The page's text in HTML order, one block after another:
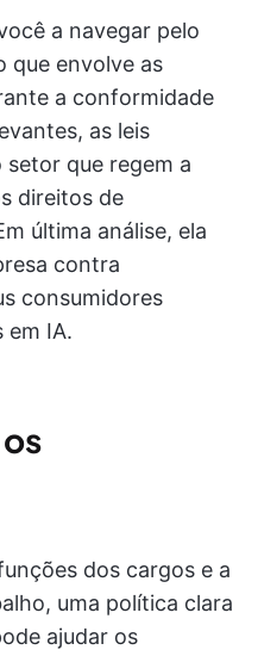
a navegar pelo
que envolve as
a conformidade
as leis
setor que regem a
direitos de
última análise, ela
contra
consumidores
em IA.
dos cargos e a
uma política clara
ajudar os